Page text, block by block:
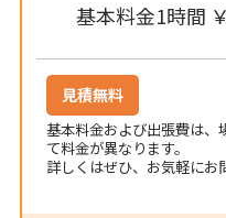
基本料金1時間 ￥
見積無料
基本料金および出張費は、
て料金が異なります。
詳しくはぜひ、お気軽にお